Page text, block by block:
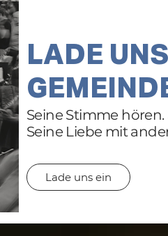
LADE
Seine Stimme
Seine Liebe mit
Lade uns ein